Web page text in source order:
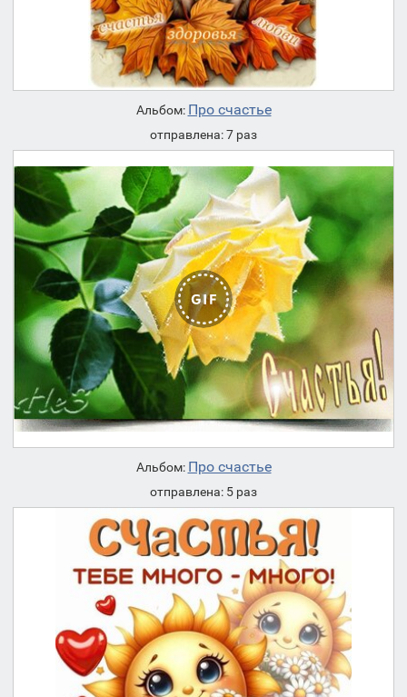
Альбом: Про счастье
отправлена: 7 раз
Альбом: Про счастье
отправлена: 5 раз